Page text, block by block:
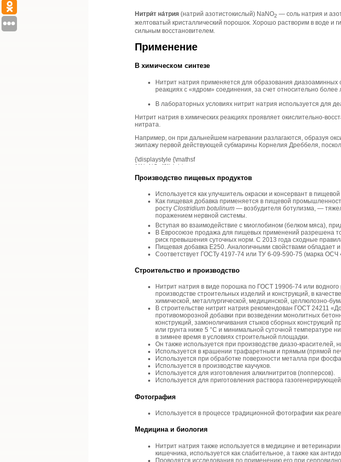
Нитри́т на́трия (натрий азотистокислый) NaNO2 — соль натрия и
желтоватый кристаллический порошок. Хорошо растворим в воде и
сильным восстановителем.
Применение
В химическом синтезе
Нитрит натрия применяется для образования диазоаминных
реакциях с «ядром» соединения, за счет относительно более
В лабораторных условиях нитрит натрия используется для
Нитрит натрия в химических реакциях проявляет окислительно-
нитрата.
Например, он при дальнейшем нагревании разлагаются, образуя
экипажу первой действующей субмарины Корнелия Дреббеля,
Производство пищевых продуктов
Используется как улучшитель окраски и консервант в
Как пищевая добавка применяется в пищевой
росту Clostridium botulinum — возбудителя ботулизма, —
поражением нервной системы.
Вступая во взаимодействие с миоглобином (белком мяса),
В Евросоюзе продажа для пищевых применений разрешена
риск превышения суточных норм. C 2013 года сходные
Пищевая добавка E250. Аналогичными свойствами обладает
Соответствует ГОСТу 4197-74 или ТУ 6-09-590-75 (марка ОСЧ
Строительство и производство
Нитрит натрия в виде порошка по ГОСТ 19906-74 или водного
производстве строительных изделий и конструкций, в
химической, металлургической, медицинской, целлюлозно-
В строительстве нитрит натрия рекомендован ГОСТ 24211
противоморозной добавки при возведении монолитных
конструкций, замоноличивания стыков сборных конструкций
или грунта ниже 5 °C и минимальной суточной температуре
в зимнее время в условиях строительной площадки.
Он также используется при производстве диазо-красителей,
Используется в крашении трафаретным и прямым (прямой
Используется при обработке поверхности металла при
Используется в производстве каучуков.
Используется для изготовления алкилнитритов (попперсов).
Используется для приготовления раствора
Фотография
Используется в процессе традиционной фотографии как
Медицина и биология
Нитрит натрия также используется в медицине и
кишечника, используется как слабительное, а также как
Проводятся исследования по применению его при